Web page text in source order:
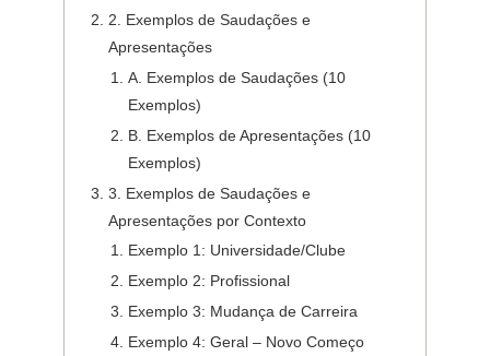
2. Exemplos de Saudações e
Apresentações
A. Exemplos de Saudações (10
Exemplos)
B. Exemplos de Apresentações (10
Exemplos)
3. Exemplos de Saudações e
Apresentações por Contexto
Exemplo 1: Universidade/Clube
Exemplo 2: Profissional
Exemplo 3: Mudança de Carreira
Exemplo 4: Geral – Novo Começo